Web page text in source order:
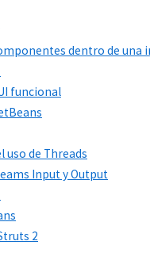
dentro de una
funcional
uso de Threads
Input y Output
2